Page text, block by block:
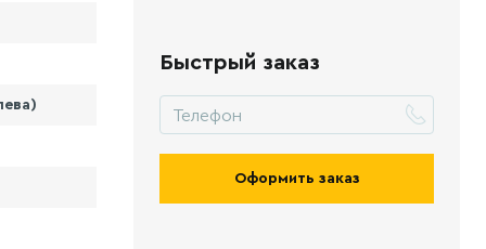
Быстрый заказ
Оформить заказ